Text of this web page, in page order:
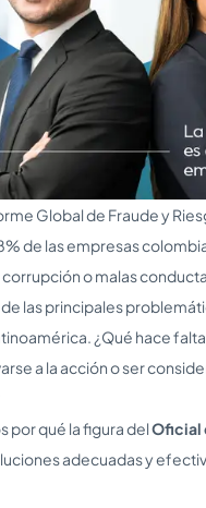
Global de Fraude y
de las empresas
o malas
las principales
¿Qué hace
a la acción o ser
por qué la figura delOficial
adecuadas y